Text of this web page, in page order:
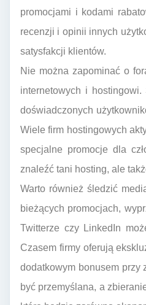
promocjami i kodami
recenzji i opinii innych
satysfakcji klientów.
Nie można zapominać o
internetowych i
doświadczonych
Wiele firm hostingowych
specjalne promocje dla
znaleźć tani hosting, ale
Warto również śledzić
bieżących promocjach,
Twitterze czy LinkedIn
Czasem firmy oferują
dodatkowym bonusem przy
być przemyślana, a